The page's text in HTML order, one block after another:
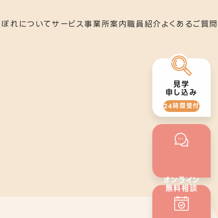
ぽれについてサービス事業所案内職員紹介よくあるご質問
見学
申し込み
24時間受付
オンライン
無料相談
24時間受付